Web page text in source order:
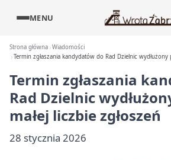
MENU
Strona główna Wiadomości
Termin zgłaszania kandydatów do Rad Dzielnic wydłużony
Termin zgłaszania
Rad Dzielnic
małej liczbie zgłoszeń
28 stycznia 2026